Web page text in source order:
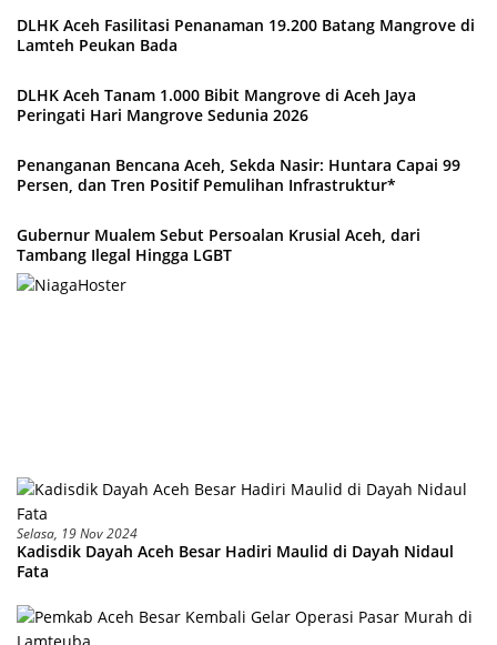
DLHK Aceh Fasilitasi Penanaman 19.200 Batang Mangrove di
Lamteh Peukan Bada
DLHK Aceh Tanam 1.000 Bibit Mangrove di Aceh Jaya
Peringati Hari Mangrove Sedunia 2026
Penanganan Bencana Aceh, Sekda Nasir: Huntara Capai 99
Persen, dan Tren Positif Pemulihan Infrastruktur*
Gubernur Mualem Sebut Persoalan Krusial Aceh, dari
Tambang Ilegal Hingga LGBT
Selasa, 19 Nov 2024
Kadisdik Dayah Aceh Besar Hadiri Maulid di Dayah Nidaul
Fata